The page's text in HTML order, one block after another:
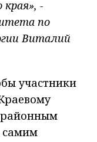
края», -
по
Виталий
участники
районным
самим